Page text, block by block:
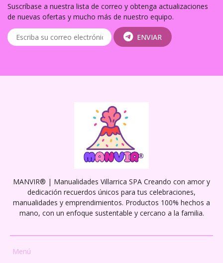
Suscríbase a nuestra lista de correo y obtenga actualizaciones
de nuevas ofertas y mucho más de nuestro equipo.
ENVIAR
MANVIR® | Manualidades Villarrica SPA Creando con amor y
dedicación recuerdos únicos para tus celebraciones,
manualidades y emprendimientos. Productos 100% hechos a
mano, con un enfoque sustentable y cercano a la familia.
Menú